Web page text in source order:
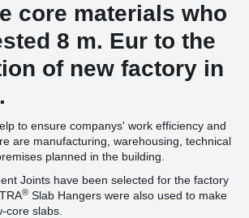
core materials who
8 m. Eur to the
of new factory in
to ensure companys' work efficiency and
are manufacturing, warehousing, technical
planned in the building.
Joints have been selected for the factory
® Slab Hangers were also used to make
core slabs.